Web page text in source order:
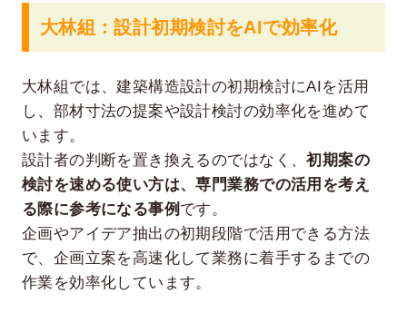
大林組：設計初期検討をAIで効率化
大林組では、建築構造設計の初期検討にAIを活用
し、部材寸法の提案や設計検討の効率化を進めて
います。
設計者の判断を置き換えるのではなく、初期案の
検討を速める使い方は、専門業務での活用を考え
る際に参考になる事例 です。
企画やアイデア抽出の初期段階で活用できる方法
で、企画立案を高速化して業務に着手するまでの
作業を効率化しています。